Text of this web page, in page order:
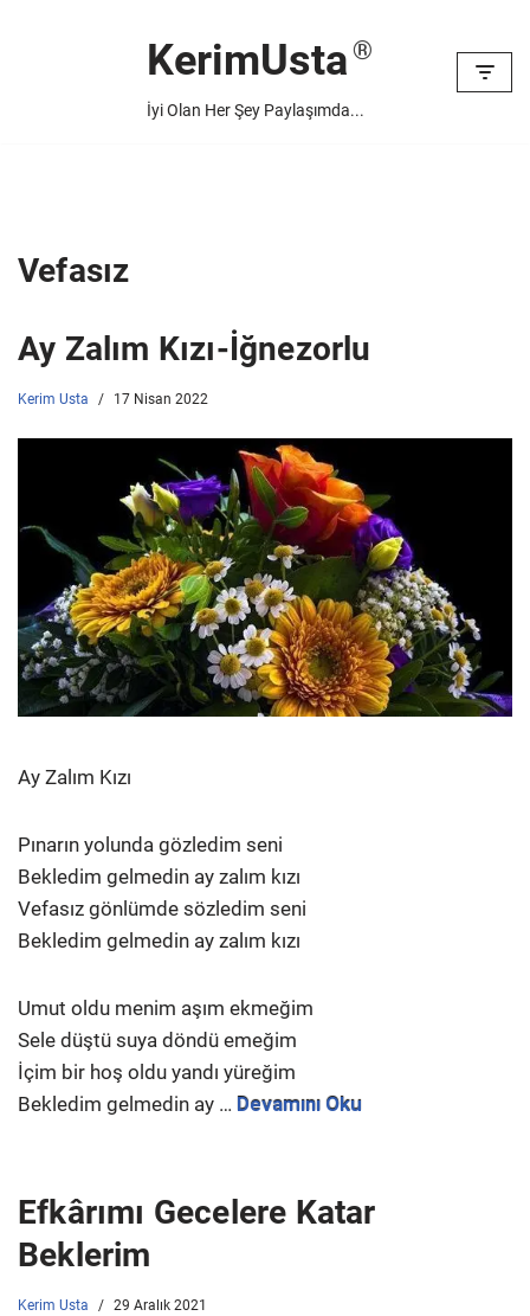
KerimUsta
İyi Olan Her Şey Paylaşımda...
Vefasız
Ay Zalım Kızı-İğnezorlu
Kerim Usta 17 Nisan 2022
Ay Zalım Kızı
Pınarın yolunda gözledim seni
Bekledim gelmedin ay zalım kızı
Vefasız gönlümde sözledim seni
Bekledim gelmedin ay zalım kızı
Umut oldu menim aşım ekmeğim
Sele düştü suya döndü emeğim
İçim bir hoş oldu yandı yüreğim
Bekledim gelmedin ay … Devamını Oku
Efkârımı Gecelere Katar
Beklerim
Kerim Usta 29 Aralık 2021